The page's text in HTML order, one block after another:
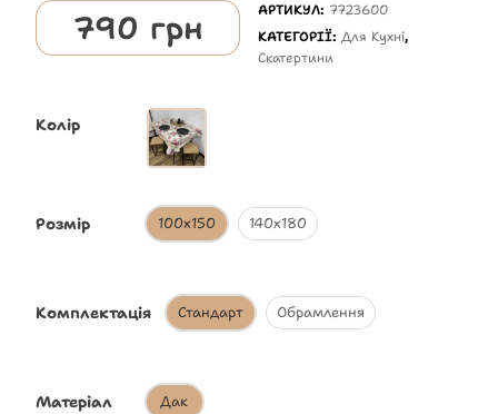
790 грн АРТИКУЛ: 7723600
КАТЕГОРІЇ:Для Кухні,
Скатертини
Колір
Розмір 100х150 140х180
Комплектація Стандарт Обрамлення
Матеріал Дак